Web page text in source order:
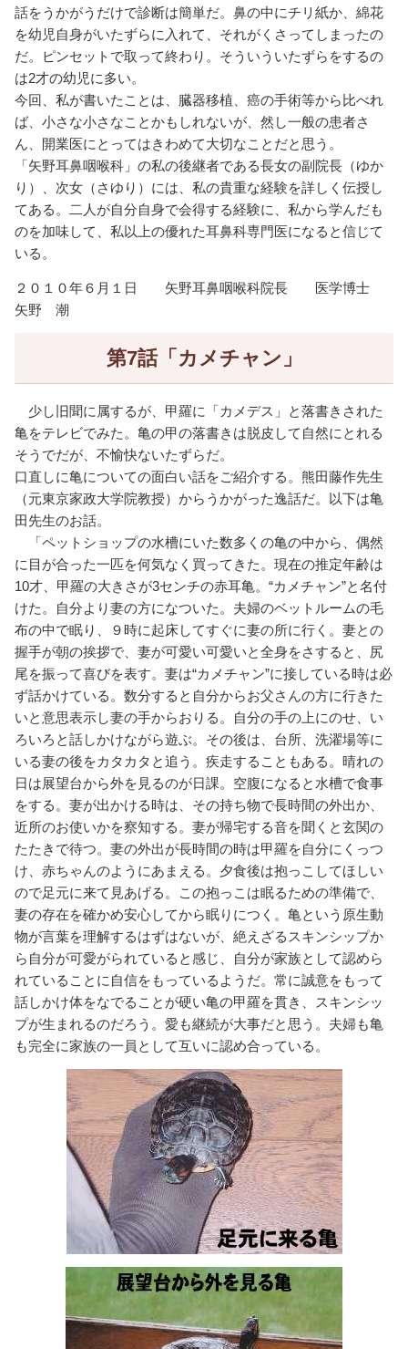
話をうかがうだけで診断は簡単だ。鼻の中にチリ紙か、綿花
を幼児自身がいたずらに入れて、それがくさってしまったの
だ。ピンセットで取って終わり。そういういたずらをするの
は2才の幼児に多い。
今回、私が書いたことは、臓器移植、癌の手術等から比べれ
ば、小さな小さなことかもしれないが、然し一般の患者さ
ん、開業医にとってはきわめて大切なことだと思う。
「矢野耳鼻咽喉科」の私の後継者である長女の副院長（ゆか
り）、次女（さゆり）には、私の貴重な経験を詳しく伝授し
てある。二人が自分自身で会得する経験に、私から学んだも
のを加味して、私以上の優れた耳鼻科専門医になると信じて
いる。
２０１０年６月１日 矢野耳鼻咽喉科院長 医学博士
矢野 潮
第7話「カメチャン」
少し旧聞に属するが、甲羅に「カメデス」と落書きされた
亀をテレビでみた。亀の甲の落書きは脱皮して自然にとれる
そうでだが、不愉快ないたずらだ。
口直しに亀についての面白い話をご紹介する。熊田藤作先生
（元東京家政大学院教授）からうかがった逸話だ。以下は亀
田先生のお話。
「ペットショップの水槽にいた数多くの亀の中から、偶然
に目が合った一匹を何気なく買ってきた。現在の推定年齢は
10才、甲羅の大きさが3センチの赤耳亀。“カメチャン”と名付
けた。自分より妻の方になついた。夫婦のベットルームの毛
布の中で眠り、９時に起床してすぐに妻の所に行く。妻との
握手が朝の挨拶で、妻が可愛い可愛いと全身をさすると、尻
尾を振って喜びを表す。妻は“カメチャン”に接している時は必
ず話かけている。数分すると自分からお父さんの方に行きた
いと意思表示し妻の手からおりる。自分の手の上にのせ、い
ろいろと話しかけながら遊ぶ。その後は、台所、洗濯場等に
いる妻の後をカタカタと追う。疾走することもある。晴れの
日は展望台から外を見るのが日課。空腹になると水槽で食事
をする。妻が出かける時は、その持ち物で長時間の外出か、
近所のお使いかを察知する。妻が帰宅する音を聞くと玄関の
たたきで待つ。妻の外出が長時間の時は甲羅を自分にくっつ
け、赤ちゃんのようにあまえる。夕食後は抱っこしてほしい
ので足元に来て見あげる。この抱っこは眠るための準備で、
妻の存在を確かめ安心してから眠りにつく。亀という原生動
物が言葉を理解するはずはないが、絶えざるスキンシップか
ら自分が可愛がられていると感じ、自分が家族として認めら
れていることに自信をもっているようだ。常に誠意をもって
話しかけ体をなでることが硬い亀の甲羅を貫き、スキンシッ
プが生まれるのだろう。愛も継続が大事だと思う。夫婦も亀
も完全に家族の一員として互いに認め合っている。